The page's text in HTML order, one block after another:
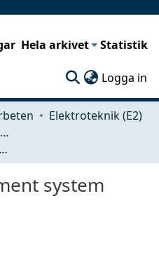
Hela arkivet Statistik
Logga in
Elektroteknik (E2)
Examensarbeten för masterexamen
Battery management system
system